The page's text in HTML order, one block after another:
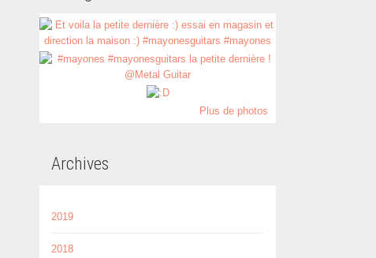
Plus de photos
Archives
2019
2018